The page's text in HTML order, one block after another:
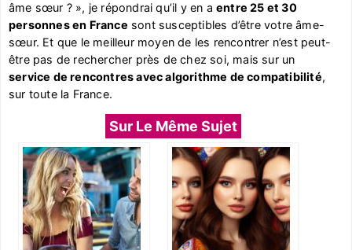
âme sœur ? », je répondrai qu’il y en a entre 25 et 30
personnes en France sont susceptibles d’être votre âme-
sœur. Et que le meilleur moyen de les rencontrer n’est peut-
être pas de rechercher près de chez soi, mais sur un
service de rencontres avec algorithme de compatibilité,
sur toute la France.
Sur Le Même Sujet